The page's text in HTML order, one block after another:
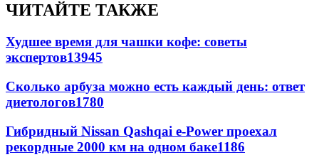
ЧИТАЙТЕ ТАКЖЕ
Худшее время для чашки кофе: советы
экспертов13945
Сколько арбуза можно есть каждый день: ответ
диетологов1780
Гибридный Nissan Qashqai e-Power проехал
рекордные 2000 км на одном баке1186